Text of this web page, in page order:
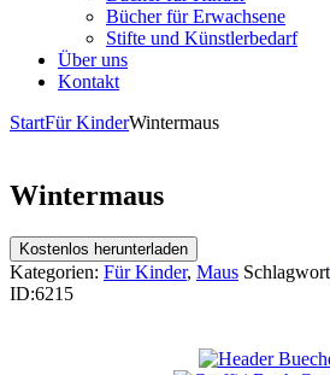
Bücher für Erwachsene
Stifte und Künstlerbedarf
Über uns
Kontakt
StartFür KinderWintermaus
Wintermaus
Kostenlos herunterladen
Kategorien: Für Kinder, Maus
ID:6215